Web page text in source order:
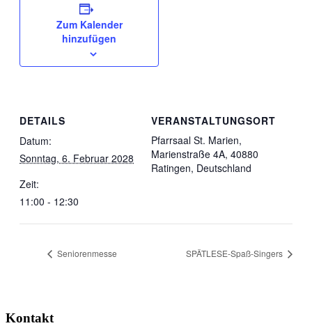
Zum Kalender
hinzufügen
DETAILS
Datum:
Sonntag, 6. Februar 2028
Zeit:
11:00 - 12:30
VERANSTALTUNGSORT
Pfarrsaal St. Marien,
Marienstraße 4A, 40880
Ratingen, Deutschland
Seniorenmesse SPÄTLESE-Spaß-Singers
Kontakt